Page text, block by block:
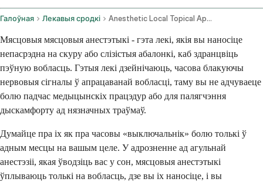
Галоўная Лекавыя сродкі Anesthetic Local Topical Application Route
Мясцовыя мясцовыя анестэтыкі - гэта лекі, якія вы наносіце
непасрэдна на скуру або слізістыя абалонкі, каб здранцвіць
пэўную вобласць. Гэтыя лекі дзейнічаюць, часова блакуючы
нервовыя сігналы ў апрацаванай вобласці, таму вы не адчуваеце
болю падчас медыцынскіх працэдур або для палягчэння
дыскамфорту ад нязначных траўмаў.
Думайце пра іх як пра часовы «выключальнік» болю толькі ў
адным месцы на вашым целе. У адрозненне ад агульнай
анестэзіі, якая ўводзіць вас у сон, мясцовыя анестэтыкі
ўплываюць толькі на вобласць, дзе вы іх наносіце, і вы